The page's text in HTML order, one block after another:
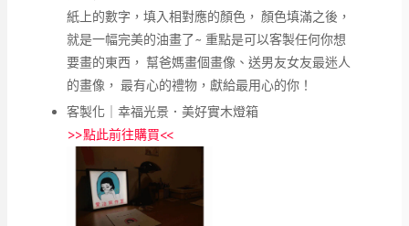
紙上的數字，填入相對應的顏色， 顏色填滿之後，
就是一幅完美的油畫了~ 重點是可以客製任何你想
要畫的東西， 幫爸媽畫個畫像、送男友女友最迷人
的畫像， 最有心的禮物，獻給最用心的你！
客製化｜幸福光景．美好實木燈箱
>>點此前往購買<<